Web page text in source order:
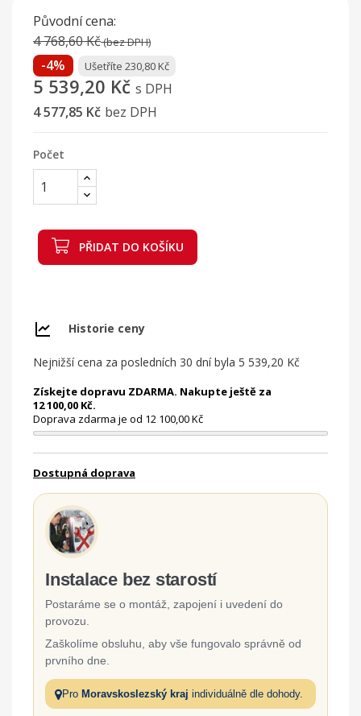
Původní cena:
4 768,60 Kč(bez DPH)
-4% Ušetříte 230,80 Kč
5 539,20 Kč s DPH
4 577,85 Kč bez DPH
Počet
PŘIDAT DO KOŠÍKU
Historie ceny
Nejnižší cena za posledních 30 dní byla 5 539,20 Kč
Získejte dopravu ZDARMA. Nakupte ještě za
12 100,00 Kč.
Doprava zdarma je od 12 100,00 Kč
Dostupná doprava
Instalace bez starostí
Postaráme se o montáž, zapojení i uvedení do
provozu.
Zaškolíme obsluhu, aby vše fungovalo správně od
prvního dne.
Pro Moravskoslezský kraj individuálně dle dohody.